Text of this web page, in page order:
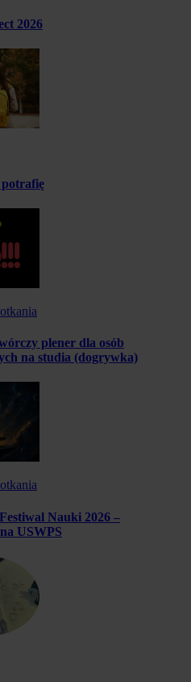
2026
plener dla osób
na studia (dogrywka)
Nauki 2026 –
USWPS